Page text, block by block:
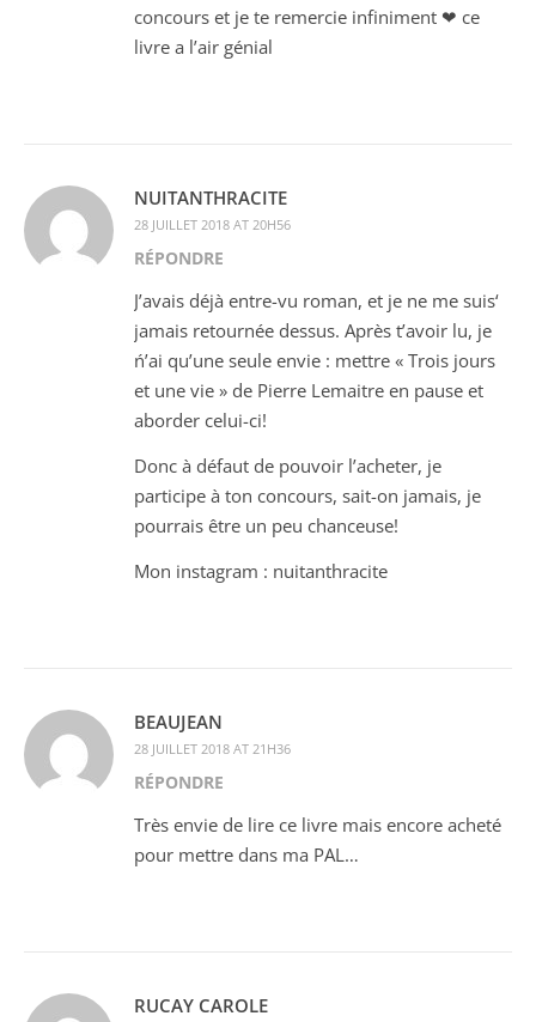
concours et je te remercie infiniment ❤ ce
livre a l’air génial
NUITANTHRACITE
28 JUILLET 2018 AT 20H56
RÉPONDRE
J’avais déjà entre-vu roman, et je ne me suis‘
jamais retournée dessus. Après t’avoir lu, je
ń’ai qu’une seule envie : mettre « Trois jours
et une vie » de Pierre Lemaitre en pause et
aborder celui-ci!
Donc à défaut de pouvoir l’acheter, je
participe à ton concours, sait-on jamais, je
pourrais être un peu chanceuse!
Mon instagram : nuitanthracite
BEAUJEAN
28 JUILLET 2018 AT 21H36
RÉPONDRE
Très envie de lire ce livre mais encore acheté
pour mettre dans ma PAL…
RUCAY CAROLE